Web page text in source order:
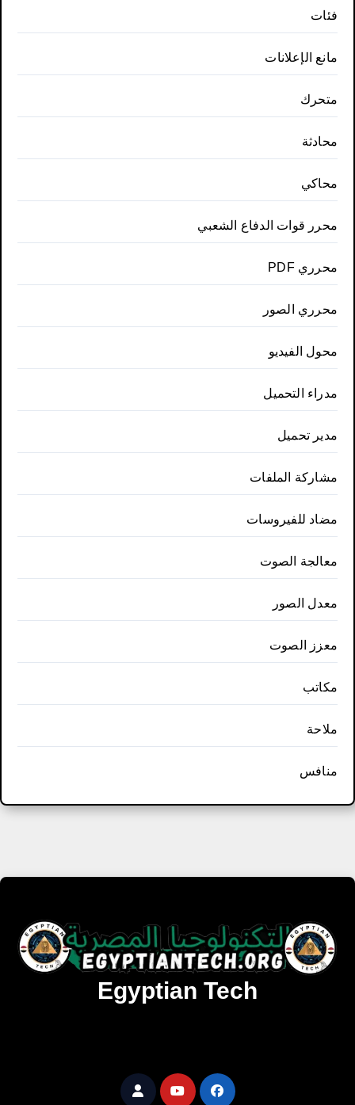
فئات
مانع الإعلانات
متحرك
محادثة
محاكي
محرر قوات الدفاع الشعبي
محرري PDF
محرري الصور
محول الفيديو
مدراء التحميل
مدير تحميل
مشاركة الملفات
مضاد للفيروسات
معالجة الصوت
معدل الصور
معزز الصوت
مكاتب
ملاحة
منافس
Egyptian Tech